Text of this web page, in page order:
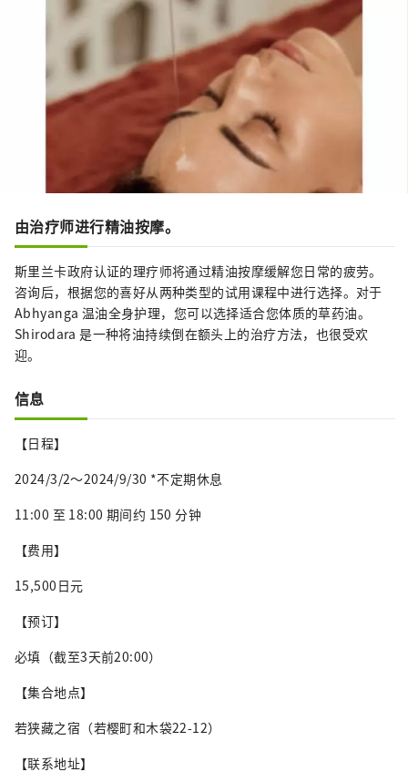
由治疗师进行精油按摩。
斯里兰卡政府认证的理疗师将通过精油按摩缓解您日常的疲劳。
咨询后，根据您的喜好从两种类型的试用课程中进行选择。对于
Abhyanga 温油全身护理，您可以选择适合您体质的草药油。
Shirodara 是一种将油持续倒在额头上的治疗方法，也很受欢
迎。
信息
【日程】
2024/3/2～2024/9/30 *不定期休息
11:00 至 18:00 期间约 150 分钟
【费用】
15,500日元
【预订】
必填（截至3天前20:00）
【集合地点】
若狭藏之宿（若樱町和木袋22-12）
【联系地址】